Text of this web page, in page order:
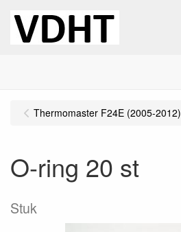
Thermomaster F24E (2005-2012)
O-ring 20 st
Stuk